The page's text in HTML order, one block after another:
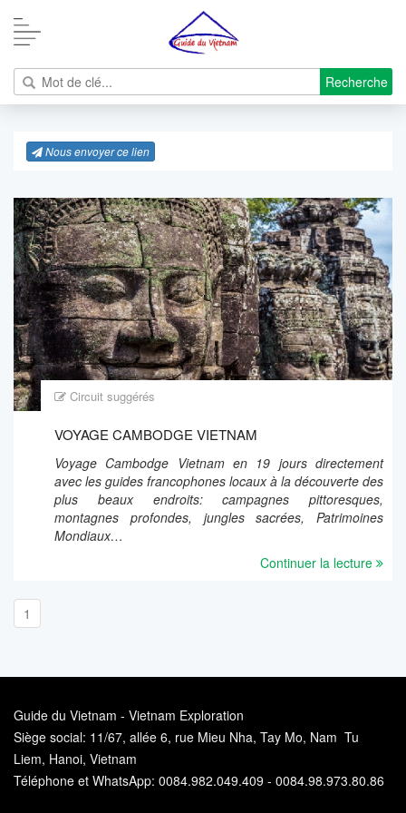
Recherche
Nous envoyer ce lien
Circuit suggérés
VOYAGE CAMBODGE VIETNAM
Voyage Cambodge Vietnam en 19 jours directement
avec les guides francophones locaux à la découverte des
plus beaux endroits: campagnes pittoresques,
montagnes profondes, jungles sacrées, Patrimoines
Mondiaux…
Continuer la lecture
1
Guide du Vietnam - Vietnam Exploration
Siège social: 11/67, allée 6, rue Mieu Nha, Tay Mo, Nam Tu
Liem, Hanoi, Vietnam
Téléphone et WhatsApp: 0084.982.049.409 - 0084.98.973.80.86